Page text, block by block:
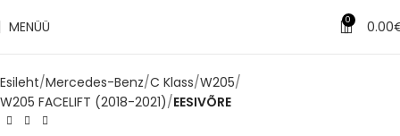
MENÜÜ 0 0.00
Esileht Mercedes-Benz C Klass W205
W205 FACELIFT (2018-2021) EESIVÕRE